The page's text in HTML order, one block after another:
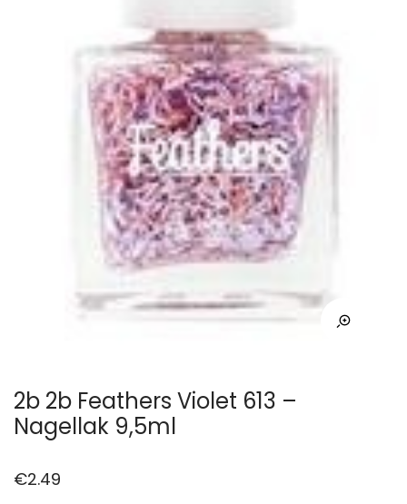
2b 2b Feathers Violet 613 –
Nagellak 9,5ml
€2.49